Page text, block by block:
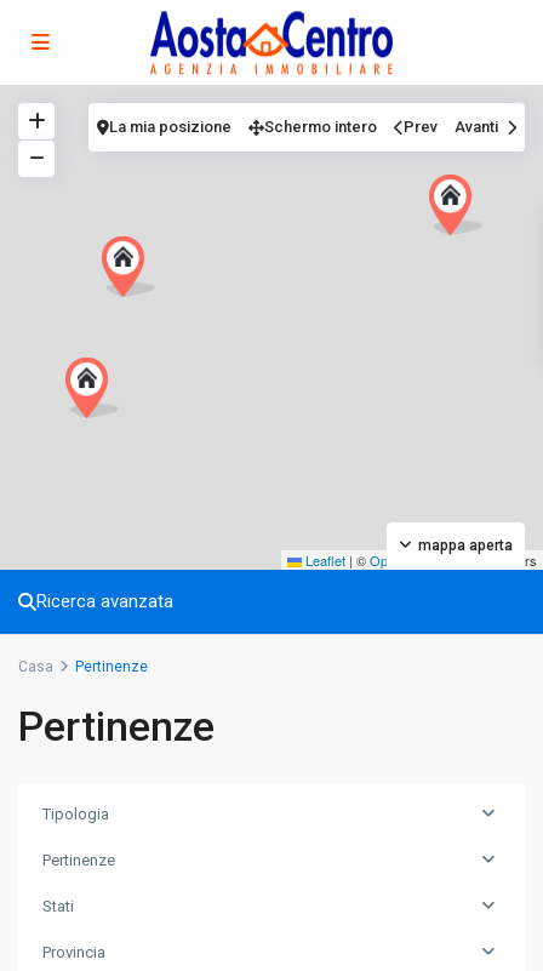
Leaflet | ©OpenStreetMap contributors
mappa aperta
La mia posizione Schermo intero Prev Avanti
Ricerca avanzata
Casa Pertinenze
Pertinenze
Tipologia
Pertinenze
Stati
Provincia